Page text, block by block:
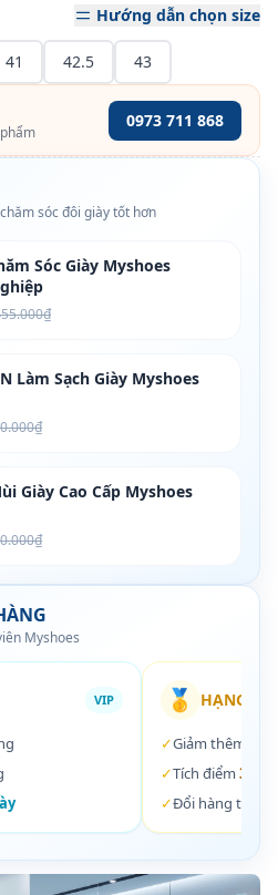
Hướng dẫn chọn size
41 42.5 43
0973 711 868
sóc đôi giày tốt hơn
Sóc Giày Myshoes
Làm Sạch Giày Myshoes
Giày Cao Cấp Myshoes
Myshoes
VIP 🥇 HẠNG
✓Giảm thêm
✓Tích điểm 3%
✓Đổi hàng trong